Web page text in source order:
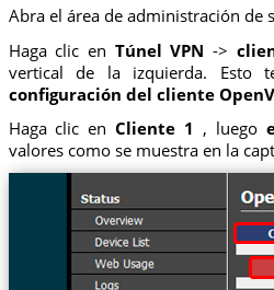
Abra el área de administración de
Haga clic en Túnel VPN ->
vertical de la izquierda. Esto
configuración del cliente
Haga clic enCliente 1 , luego
valores como se muestra en la